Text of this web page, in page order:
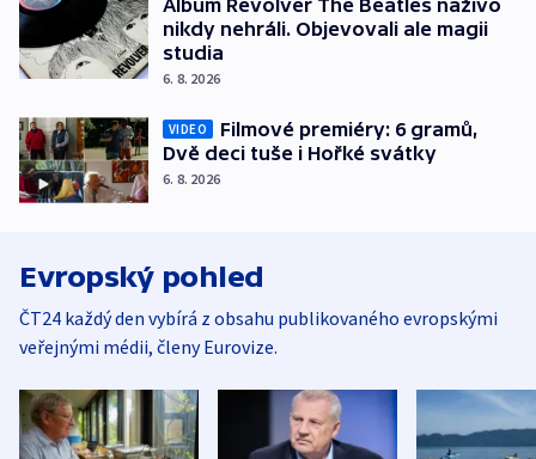
Album Revolver The Beatles naživo
nikdy nehráli. Objevovali ale magii
studia
6. 8. 2026
VIDEO
Filmové premiéry: 6 gramů,
Dvě deci tuše i Hořké svátky
6. 8. 2026
Evropský pohled
ČT24 každý den vybírá z obsahu publikovaného evropskými
veřejnými médii, členy Eurovize.